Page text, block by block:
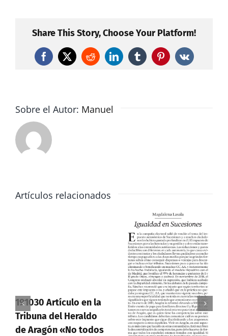
Share This Story, Choose Your Platform!
Facebook
X RedditLinkedInTumblrPinterest
Vk
Sobre el Autor: Manuel
Artículos relacionados
191030 Artículo en la
Tribuna del Heraldo
de Aragón «No todos